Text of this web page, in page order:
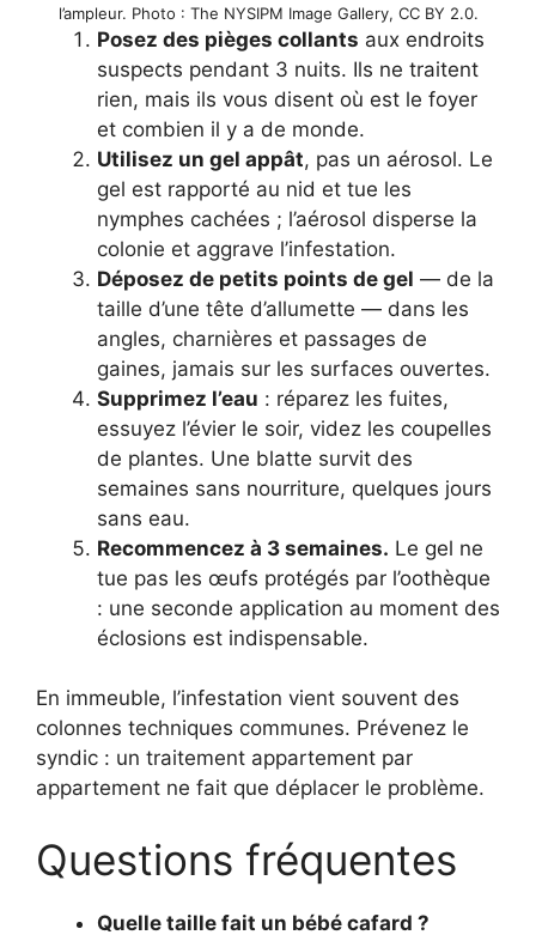
l’ampleur. Photo : The NYSIPM Image Gallery, CC BY 2.0.
Posez des pièges collants aux endroits
suspects pendant 3 nuits. Ils ne traitent
rien, mais ils vous disent où est le foyer
et combien il y a de monde.
Utilisez un gel appât, pas un aérosol. Le
gel est rapporté au nid et tue les
nymphes cachées ; l’aérosol disperse la
colonie et aggrave l’infestation.
Déposez de petits points de gel — de la
taille d’une tête d’allumette — dans les
angles, charnières et passages de
gaines, jamais sur les surfaces ouvertes.
Supprimez l’eau : réparez les fuites,
essuyez l’évier le soir, videz les coupelles
de plantes. Une blatte survit des
semaines sans nourriture, quelques jours
sans eau.
Recommencez à 3 semaines. Le gel ne
tue pas les œufs protégés par l’oothèque
: une seconde application au moment des
éclosions est indispensable.
En immeuble, l’infestation vient souvent des
colonnes techniques communes. Prévenez le
syndic : un traitement appartement par
appartement ne fait que déplacer le problème.
Questions fréquentes
Quelle taille fait un bébé cafard ?